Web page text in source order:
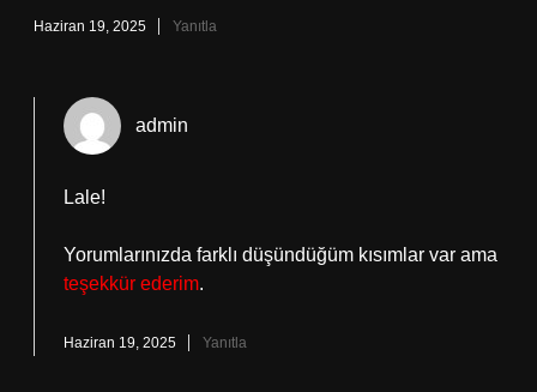
Haziran 19, 2025 Yanıtla
admin
Lale!
Yorumlarınızda farklı düşündüğüm kısımlar var ama
teşekkür ederim.
Haziran 19, 2025 Yanıtla